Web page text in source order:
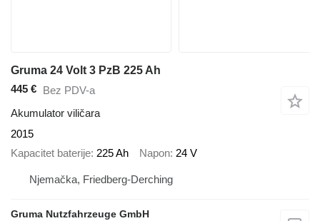
Gruma 24 Volt 3 PzB 225 Ah
445 € Bez PDV-a
Akumulator viličara
2015
Kapacitet baterije 225 Ah Napon 24 V
Njemačka, Friedberg-Derching
Gruma Nutzfahrzeuge GmbH